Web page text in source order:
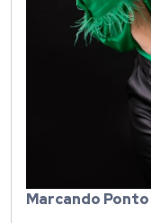
Marcando